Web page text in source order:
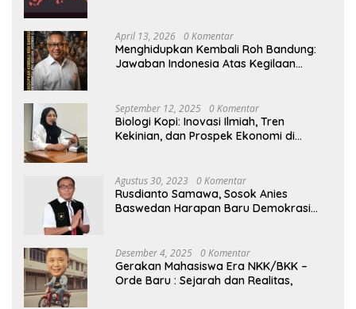
April 13, 2026 0 Komentar
Menghidupkan Kembali Roh Bandung:
Jawaban Indonesia Atas Kegilaan
September 12, 2025 0 Komentar
Biologi Kopi: Inovasi Ilmiah, Tren
Kekinian, dan Prospek Ekonomi di
Agustus 30, 2023 0 Komentar
Rusdianto Samawa, Sosok Anies
Baswedan Harapan Baru Demokrasi
Desember 4, 2025 0 Komentar
Gerakan Mahasiswa Era NKK/BKK –
Orde Baru : Sejarah dan Realitas,